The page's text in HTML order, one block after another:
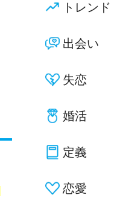
トレンド
出会い
失恋
婚活
定義
恋愛